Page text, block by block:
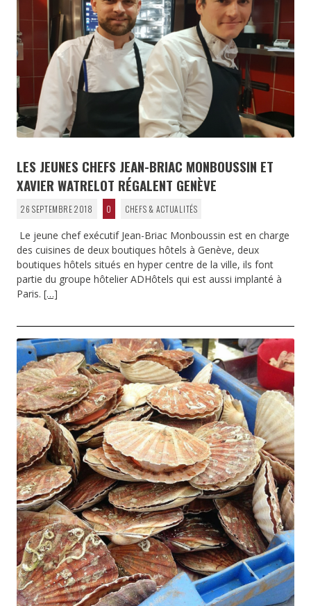
LES JEUNES CHEFS JEAN-BRIAC MONBOUSSIN ET
XAVIER WATRELOT RÉGALENT GENÈVE
26 SEPTEMBRE 2018 0 CHEFS & ACTUALITÉS
Le jeune chef exécutif Jean-Briac Monboussin est en charge
des cuisines de deux boutiques hôtels à Genève, deux
boutiques hôtels situés en hyper centre de la ville, ils font
partie du groupe hôtelier ADHôtels qui est aussi implanté à
Paris. […]